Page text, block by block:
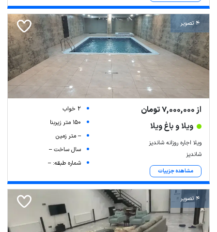
4 تصویر
از 7,000,000 تومان
ویلا و باغ ویلا
ویلا اجاره روزانه شاندیز
شاندیز
مشاهده جزییات
2 خواب
150 متر زیربنا
-- متر زمین
سال ساخت --
شماره طبقه: --
4 تصویر